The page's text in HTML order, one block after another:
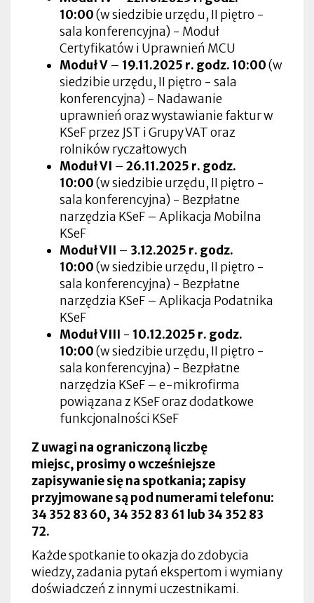
10:00(w siedzibie urzędu, II piętro -
sala konferencyjna) - Moduł
Certyfikatów i Uprawnień MCU
Moduł V – 19.11.2025 r. godz. 10:00(w
siedzibie urzędu, II piętro - sala
konferencyjna) - Nadawanie
uprawnień oraz wystawianie faktur w
KSeF przez JST i Grupy VAT oraz
rolników ryczałtowych
Moduł VI – 26.11.2025 r. godz.
10:00(w siedzibie urzędu, II piętro -
sala konferencyjna) - Bezpłatne
narzędzia KSeF – Aplikacja Mobilna
KSeF
Moduł VII – 3.12.2025 r. godz.
10:00(w siedzibie urzędu, II piętro -
sala konferencyjna) - Bezpłatne
narzędzia KSeF – Aplikacja Podatnika
KSeF
Moduł VIII - 10.12.2025 r. godz.
10:00(w siedzibie urzędu, II piętro -
sala konferencyjna) - Bezpłatne
narzędzia KSeF – e-mikrofirma
powiązana z KSeF oraz dodatkowe
funkcjonalności KSeF
Z uwagi na ograniczoną liczbę
miejsc, prosimy o wcześniejsze
zapisywanie się na spotkania; zapisy
przyjmowane są pod numerami telefonu:
34 352 83 60, 34 352 83 61 lub 34 352 83
72.
Każde spotkanie to okazja do zdobycia
wiedzy, zadania pytań ekspertom i wymiany
doświadczeń z innymi uczestnikami.